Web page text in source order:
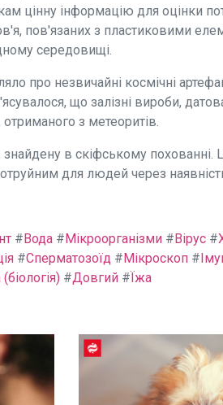
цінну інформацію для оцінки
пов'язаних з пластиковими
середовищі.
про незвичайні космічні
що залізні вироби,
з метеоритів.
в скіфському похованні.
для людей через
#Вода #Мікроорганізми #Вірус #
#Сперматозоїд #Мікроскоп #
#Довгий #Їжа